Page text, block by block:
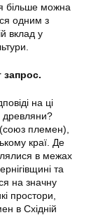
більше можна
одним з
вклад у
запрос.
на ці
древляни?
племен),
краї. Де
в межах
та
на значну
простори,
в Східній